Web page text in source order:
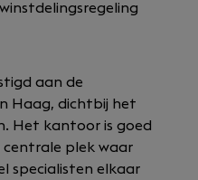
aan de
Haag, dichtbij het
Het kantoor is goed
centrale plek waar
specialisten elkaar